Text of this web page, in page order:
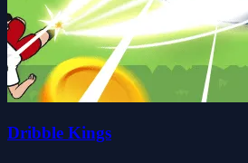
Dribble Kings